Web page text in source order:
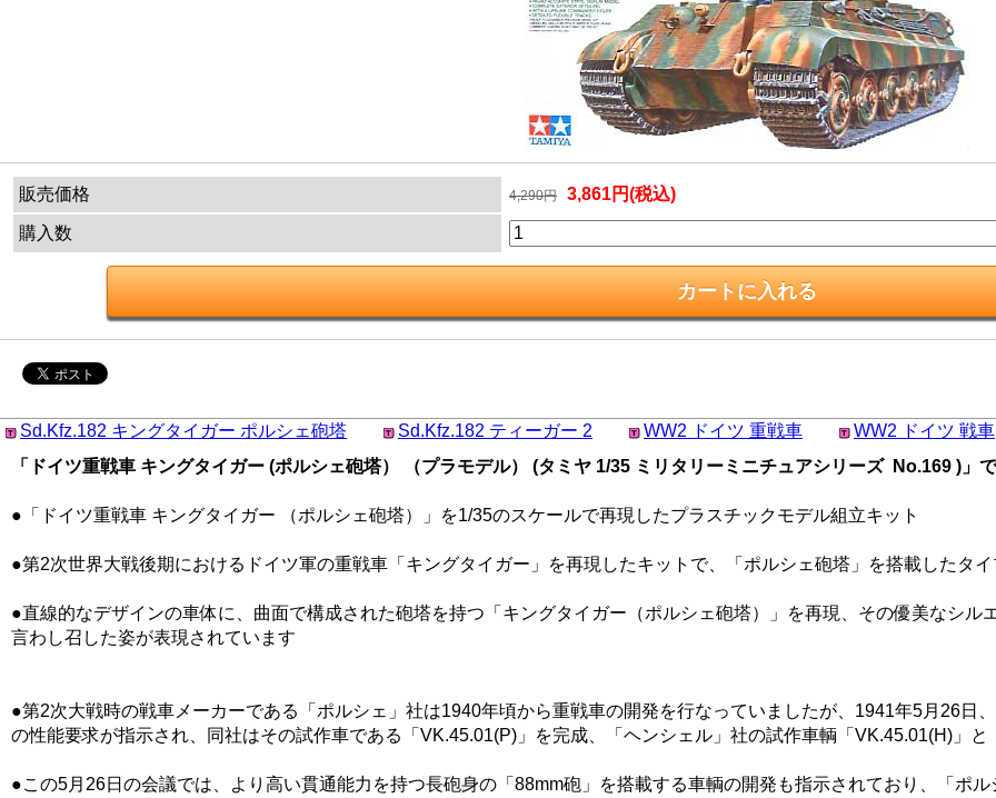
販売価格 4,290円 3,861円(税込)
購入数
Sd.Kfz.182 キングタイガー ポルシェ砲塔 Sd.Kfz.182 ティーガー 2 WW2 ドイツ 重戦車 WW2 ドイツ 戦車
「ドイツ重戦車 キングタイガー (ポルシェ砲塔） （プラモデル） (タミヤ 1/35 ミリタリーミニチュアシリーズ No.169 )」
●「ドイツ重戦車 キングタイガー （ポルシェ砲塔）」を1/35のスケールで再現したプラスチックモデル組立キット
●第2次世界大戦後期におけるドイツ軍の重戦車「キングタイガー」を再現したキットで、「ポルシェ砲塔」を搭載したタ
●直線的なデザインの車体に、曲面で構成された砲塔を持つ「キングタイガー（ポルシェ砲塔）」を再現、その優美なシル
言わし召した姿が表現されています
●第2次大戦時の戦車メーカーである「ポルシェ」社は1940年頃から重戦車の開発を行なっていましたが、1941年5月26日
の性能要求が指示され、同社はその試作車である「VK.45.01(P)」を完成、「ヘンシェル」社の試作車輌「VK.45.01(H)」
●この5月26日の会議では、より高い貫通能力を持つ長砲身の「88mm砲」を搭載する車輌の開発も指示されており、「ポ